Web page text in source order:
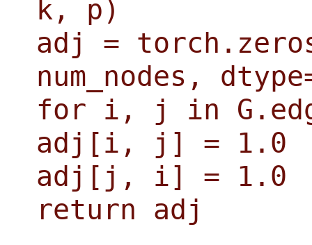
k, p)
adj =
num_nodes,
for i, j in
adj[i, j] = 1.0
adj[j, i] = 1.0
return adj